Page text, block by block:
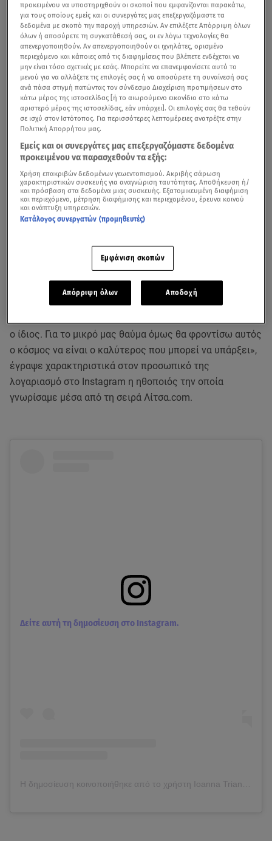
«Και ξεκινάς με υπερένταση, γεμάτη αγωνία. Και φόβο.
Και λαχτάρα. Και περνούν οι ώρες. Και σε εκπλήσσει το
σώμα σου, η αντοχή σου, η ξαφνική ψυχραιμία που δεν
μπορείς να καταλάβεις από πού προκύπτει . Και φτάνει
η στιγμή. Και μέχρι να ακουστεί το κλάμα ο χρόνος
σταματά. Και μετά εκρήγνυνται όλα μέσα σου. Και
νιώθεις ευγνώμων που βίωσες αυτό το θαύμα. Όλο αυτό
το διάστημα. Ή τουλάχιστον έτσι ένιωσα εγώ. Ευγνώμων
προς τη φύση.
Ευγνώμων προς το γιατρό μου, Λάμπρο Γιαννίκο, έναν
εξαιρετικό επιστήμονα αλλά κυρίως άνθρωπο! Που ήταν
πάντα εκεί για όλα με ευγένεια, κατανόηση, ευαισθησία!
Ευγνώμων προς τη Μαία μου για όλη την καθοδήγηση
πάνε καλά! Αν η καλή νεράιδα είχε πρόσωπο, θα ήταν το
δικό της! Τον γιατρό Κωνσταντίνο Κωσταρά και όλο το
προσωπικό του ΙΑΣΩ. Είστε υπέροχοι! Ευγνώμων προς
τον Κίμωνα γιατί… είναι αυτός που είναι γενικώς!
ο ίδιος. Για το μικρό μας θαύμα όμως θα φροντίσω αυτός
ο κόσμος να είναι ο καλύτερος που μπορεί να υπάρξει»,
έγραψε χαρακτηριστικά στον προσωπικό της
λογαριασμό στο Instagram η ηθοποιός την οποία
γνωρίσαμε μέσα από τη σειρά Λίτσα.com.
Δείτε αυτή τη δημοσίευση στο Instagram.
προκειμένου να υποστηριχθούν οι σκοποί που εμφανίζονται παρακάτω,
για τους οποίους εμείς και οι συνεργάτες μας επεξεργαζόμαστε τα
δεδομένα με σκοπό την παροχή υπηρεσιών. Αν επιλέξετε Απόρριψη όλων
όλων ή αποσύρετε τη συγκατάθεσή σας, οι εν λόγω τεχνολογίες θα
απενεργοποιηθούν. Αν απενεργοποιηθούν οι ιχνηλάτες, ορισμένο
περιεχόμενο και κάποιες από τις διαφημίσεις που βλέπετε ενδέχεται να
μην είναι τόσο σχετικές με εσάς. Μπορείτε να επανεμφανίσετε αυτό το
μενού για να αλλάξετε τις επιλογές σας ή να αποσύρετε τη συναίνεσή σας
ανά πάσα στιγμή πατώντας τον σύνδεσμο Διαχείριση προτιμήσεων στο
κάτω μέρος της ιστοσελίδας [ή το αιωρούμενο εικονίδιο στο κάτω
αριστερό μέρος της ιστοσελίδας, εάν υπάρχει]. Οι επιλογές σας θα τεθούν
σε ισχύ στον Ιστότοπος. Για περισσότερες λεπτομέρειες ανατρέξτε στην
Πολιτική Απορρήτου μας.
Εμείς και οι συνεργάτες μας επεξεργαζόμαστε δεδομένα
προκειμένου να παρασχεθούν τα εξής:
Χρήση επακριβών δεδομένων γεωεντοπισμού. Ακριβής σάρωση
χαρακτηριστικών συσκευής για αναγνώριση ταυτότητας. Αποθήκευση ή/
και πρόσβαση στα δεδομένα μιας συσκευής. Εξατομικευμένη διαφήμιση
και περιεχόμενο, μέτρηση διαφήμισης και περιεχομένου, έρευνα κοινού
και ανάπτυξη υπηρεσιών.
Κατάλογος συνεργατών (προμηθευτές)
Εμφάνιση σκοπών
Απόρριψη όλων Αποδοχή